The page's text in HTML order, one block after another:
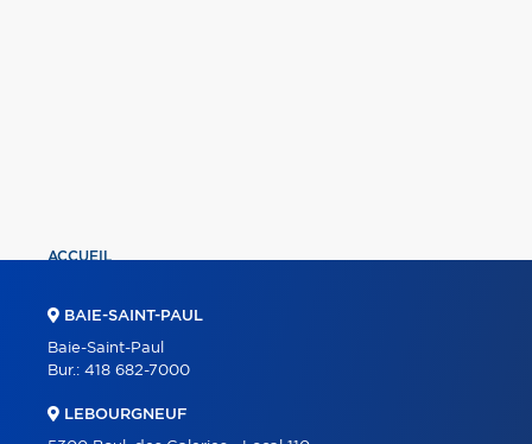
ACCUEIL
À PROPOS
OUTILS
BAIE-SAINT-PAUL
Baie-Saint-Paul
Bur.: 418 682-7000
LEBOURGNEUF